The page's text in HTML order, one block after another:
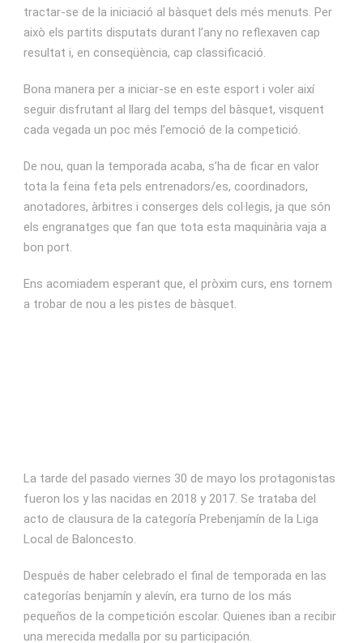
tractar-se de la iniciació al bàsquet dels més menuts. Per
això els partits disputats durant l’any no reflexaven cap
resultat i, en conseqüència, cap classificació.
Bona manera per a iniciar-se en este esport i voler així
seguir disfrutant al llarg del temps del bàsquet, visquent
cada vegada un poc més l’emoció de la competició.
De nou, quan la temporada acaba, s’ha de ficar en valor
tota la feina feta pels entrenadors/es, coordinadors,
anotadores, àrbitres i conserges dels col·legis, ja que són
els engranatges que fan que tota esta maquinària vaja a
bon port.
Ens acomiadem esperant que, el pròxim curs, ens tornem
a trobar de nou a les pistes de bàsquet.
La tarde del pasado viernes 30 de mayo los protagonistas
fueron los y las nacidas en 2018 y 2017. Se trataba del
acto de clausura de la categoría Prebenjamín de la Liga
Local de Baloncesto.
Después de haber celebrado el final de temporada en las
categorías benjamín y alevín, era turno de los más
pequeños de la competición escolar. Quienes iban a recibir
una merecida medalla por su participación.